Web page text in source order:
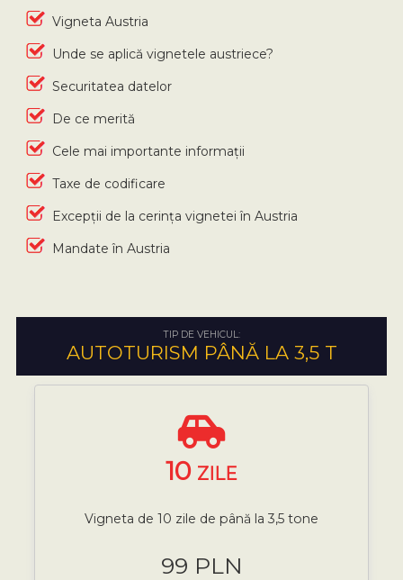
Vigneta Austria
Unde se aplică vignetele austriece?
Securitatea datelor
De ce merită
Cele mai importante informații
Taxe de codificare
Excepții de la cerința vignetei în Austria
Mandate în Austria
TIP DE VEHICUL:
AUTOTURISM PÂNĂ LA 3,5 T
10 ZILE
Vigneta de 10 zile de până la 3,5 tone
99 PLN